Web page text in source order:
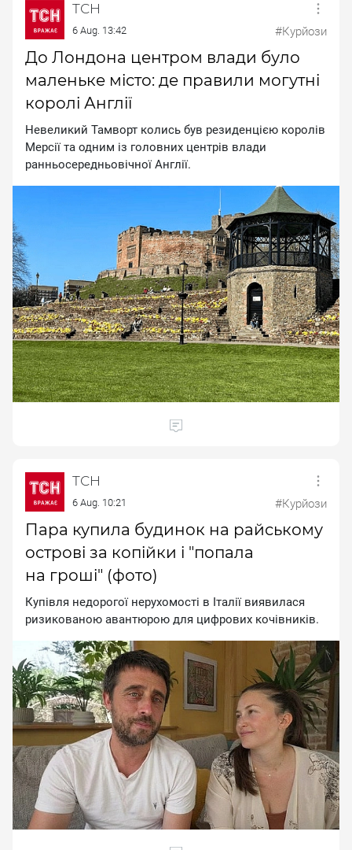
ТСН
6 Aug. 13:42 #Курйози
До Лондона центром влади було
маленьке місто: де правили могутні
королі Англії
Невеликий Тамворт колись був резиденцією королів
Мерсії та одним із головних центрів влади
ранньосередньовічної Англії.
ТСН
6 Aug. 10:21 #Курйози
Пара купила будинок на райському
острові за копійки і "попала
на гроші" (фото)
Купівля недорогої нерухомості в Італії виявилася
ризикованою авантюрою для цифрових кочівників.